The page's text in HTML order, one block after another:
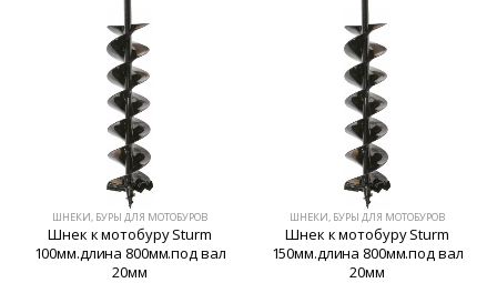
ШНЕКИ, БУРЫ ДЛЯ МОТОБУРОВ
Шнек к мотобуру Sturm
100мм.длина 800мм.под вал
20мм
ШНЕКИ, БУРЫ ДЛЯ МОТОБУРОВ
Шнек к мотобуру Sturm
150мм.длина 800мм.под вал
20мм